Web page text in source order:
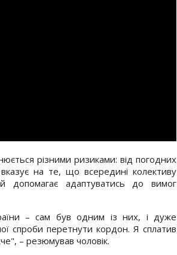
різними ризиками: від погодних
на те, що всередині колективу
допомагає адаптуватись до вимог
– сам був одним із них, і дуже
спроби перетнути кордон. Я сплатив
– резюмував чоловік.